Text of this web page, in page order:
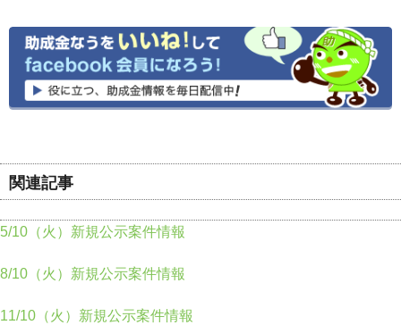
関連記事
5/10（火）新規公示案件情報
8/10（火）新規公示案件情報
11/10（火）新規公示案件情報